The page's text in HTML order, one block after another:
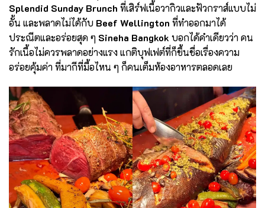
Splendid Sunday Brunch ที่เสิร์ฟเนื้อวากิวและฟัวกราส์แบบไม่
อั้น และพลาดไม่ได้กับ Beef Wellington ที่ทำออกมาได้
ประณีตและอร่อยสุด ๆ Sineha Bangkok บอกได้คำเดียวว่า คน
รักเนื้อไม่ควรพลาดอย่างแรง แกติบุฟเฟต์ที่ก็ขึ้นชื่อเรื่องความ
อร่อยคุ้มค่า ที่มากีที่มื้อไหน ๆ ก็คนเต็มห้องอาหารตลอดเลย